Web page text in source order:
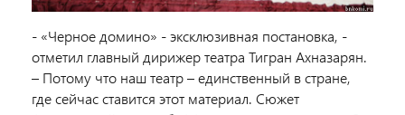
- «Черное домино» - эксклюзивная постановка, -
отметил главный дирижер театра Тигран Ахназарян.
– Потому что наш театр – единственный в стране,
где сейчас ставится этот материал. Сюжет